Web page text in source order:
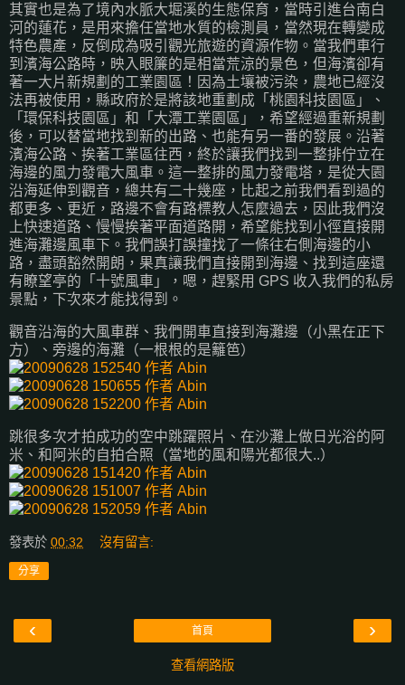
其實也是為了境內水脈大堀溪的生態保育，當時引進台南白
河的蓮花，是用來擔任當地水質的檢測員，當然現在轉變成
特色農產，反倒成為吸引觀光旅遊的資源作物。當我們車行
到濱海公路時，映入眼簾的是相當荒涼的景色，但海濱卻有
著一大片新規劃的工業園區！因為土壤被污染，農地已經沒
法再被使用，縣政府於是將該地重劃成「桃園科技園區」、
「環保科技園區」和「大潭工業園區」，希望經過重新規劃
後，可以替當地找到新的出路、也能有另一番的發展。沿著
濱海公路、挨著工業區往西，終於讓我們找到一整排佇立在
海邊的風力發電大風車。這一整排的風力發電塔，是從大園
沿海延伸到觀音，總共有二十幾座，比起之前我們看到過的
都更多、更近，路邊不會有路標教人怎麼過去，因此我們沒
上快速道路、慢慢挨著平面道路開，希望能找到小徑直接開
進海灘邊風車下。我們誤打誤撞找了一條往右側海邊的小
路，盡頭豁然開朗，果真讓我們直接開到海邊、找到這座還
有瞭望亭的「十號風車」，嗯，趕緊用 GPS 收入我們的私房
景點，下次來才能找得到。
觀音沿海的大風車群、我們開車直接到海灘邊（小黑在正下
方）、旁邊的海灘（一根根的是籬笆）
跳很多次才拍成功的空中跳躍照片、在沙灘上做日光浴的阿
米、和阿米的自拍合照（當地的風和陽光都很大..）
發表於 00:32 沒有留言:
分享
‹ ›
首頁
查看網路版